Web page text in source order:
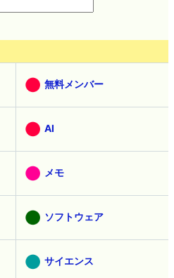
無料メンバー
AI
メモ
ソフトウェア